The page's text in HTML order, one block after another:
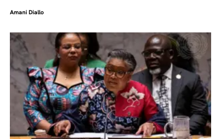
Amani Diallo